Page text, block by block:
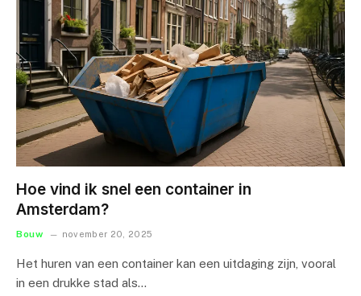
Hoe vind ik snel een container in
Amsterdam?
Bouw november 20, 2025
Het huren van een container kan een uitdaging zijn, vooral
in een drukke stad als…